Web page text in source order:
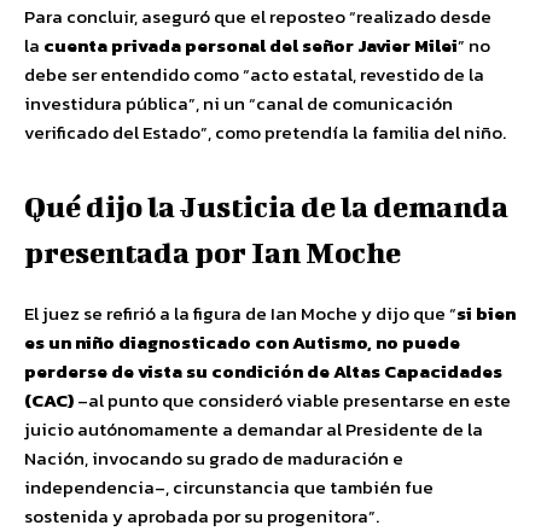
Para concluir, aseguró que el reposteo “realizado desde
la cuenta privada personal del señor Javier Milei” no
debe ser entendido como “acto estatal, revestido de la
investidura pública”, ni un “canal de comunicación
verificado del Estado”, como pretendía la familia del niño.
Qué dijo la Justicia de la demanda
presentada por Ian Moche
El juez se refirió a la figura de Ian Moche y dijo que “si bien
es un niño diagnosticado con Autismo, no puede
perderse de vista su condición de Altas Capacidades
(CAC)–al punto que consideró viable presentarse en este
juicio autónomamente a demandar al Presidente de la
Nación, invocando su grado de maduración e
independencia–, circunstancia que también fue
sostenida y aprobada por su progenitora”.